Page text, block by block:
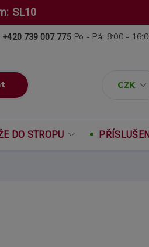
SL10
CZK
+420 739 007 775 Po - Pá: 8:00 -
DO STROPU